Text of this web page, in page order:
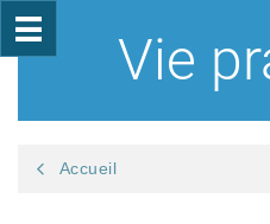
Vie
Accueil